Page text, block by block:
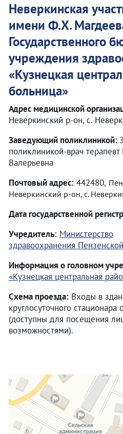
Неверкинская
имени Ф.Х.
Государственного
учреждения
«Кузнецкая
больница»
Адрес медицинской
Неверкинский р-он, с.
Заведующий поликлиникой:
поликлиникой-врач
Валерьевна
Почтовый адрес: 442480,
Неверкинский р-он, с.
Дата государственной
Учредитель: Министерство
здравоохранения
Информация о головном
«Кузнецкая центральная
Схема проезда: Входы в
круглосуточного
(доступны для посещения
возможностями).